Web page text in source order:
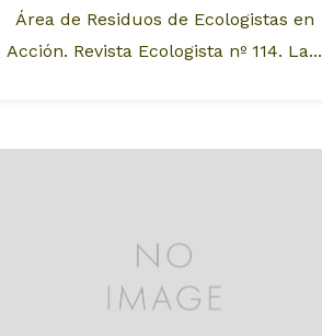
Área de Residuos de Ecologistas en
Acción. Revista Ecologista nº 114. La...